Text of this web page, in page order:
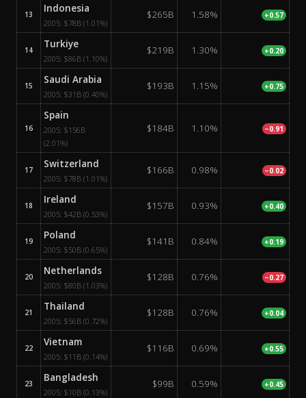
13 Indonesia
2005: $78B (1.01%)
$265B 1.58% +0.57
14 Turkiye
2005: $86B (1.10%)
$219B 1.30% +0.20
15 Saudi Arabia
2005: $31B (0.40%)
$193B 1.15% +0.75
16
Spain
2005: $156B
(2.01%)
$184B 1.10% −0.91
17 Switzerland
2005: $78B (1.01%)
$166B 0.98% −0.02
18 Ireland
2005: $42B (0.53%)
$157B 0.93% +0.40
19 Poland
2005: $50B (0.65%)
$141B 0.84% +0.19
20 Netherlands
2005: $80B (1.03%)
$128B 0.76% −0.27
21 Thailand
2005: $56B (0.72%)
$128B 0.76% +0.04
22 Vietnam
2005: $11B (0.14%)
$116B 0.69% +0.55
23 Bangladesh
2005: $10B (0.13%)
$99B 0.59% +0.45